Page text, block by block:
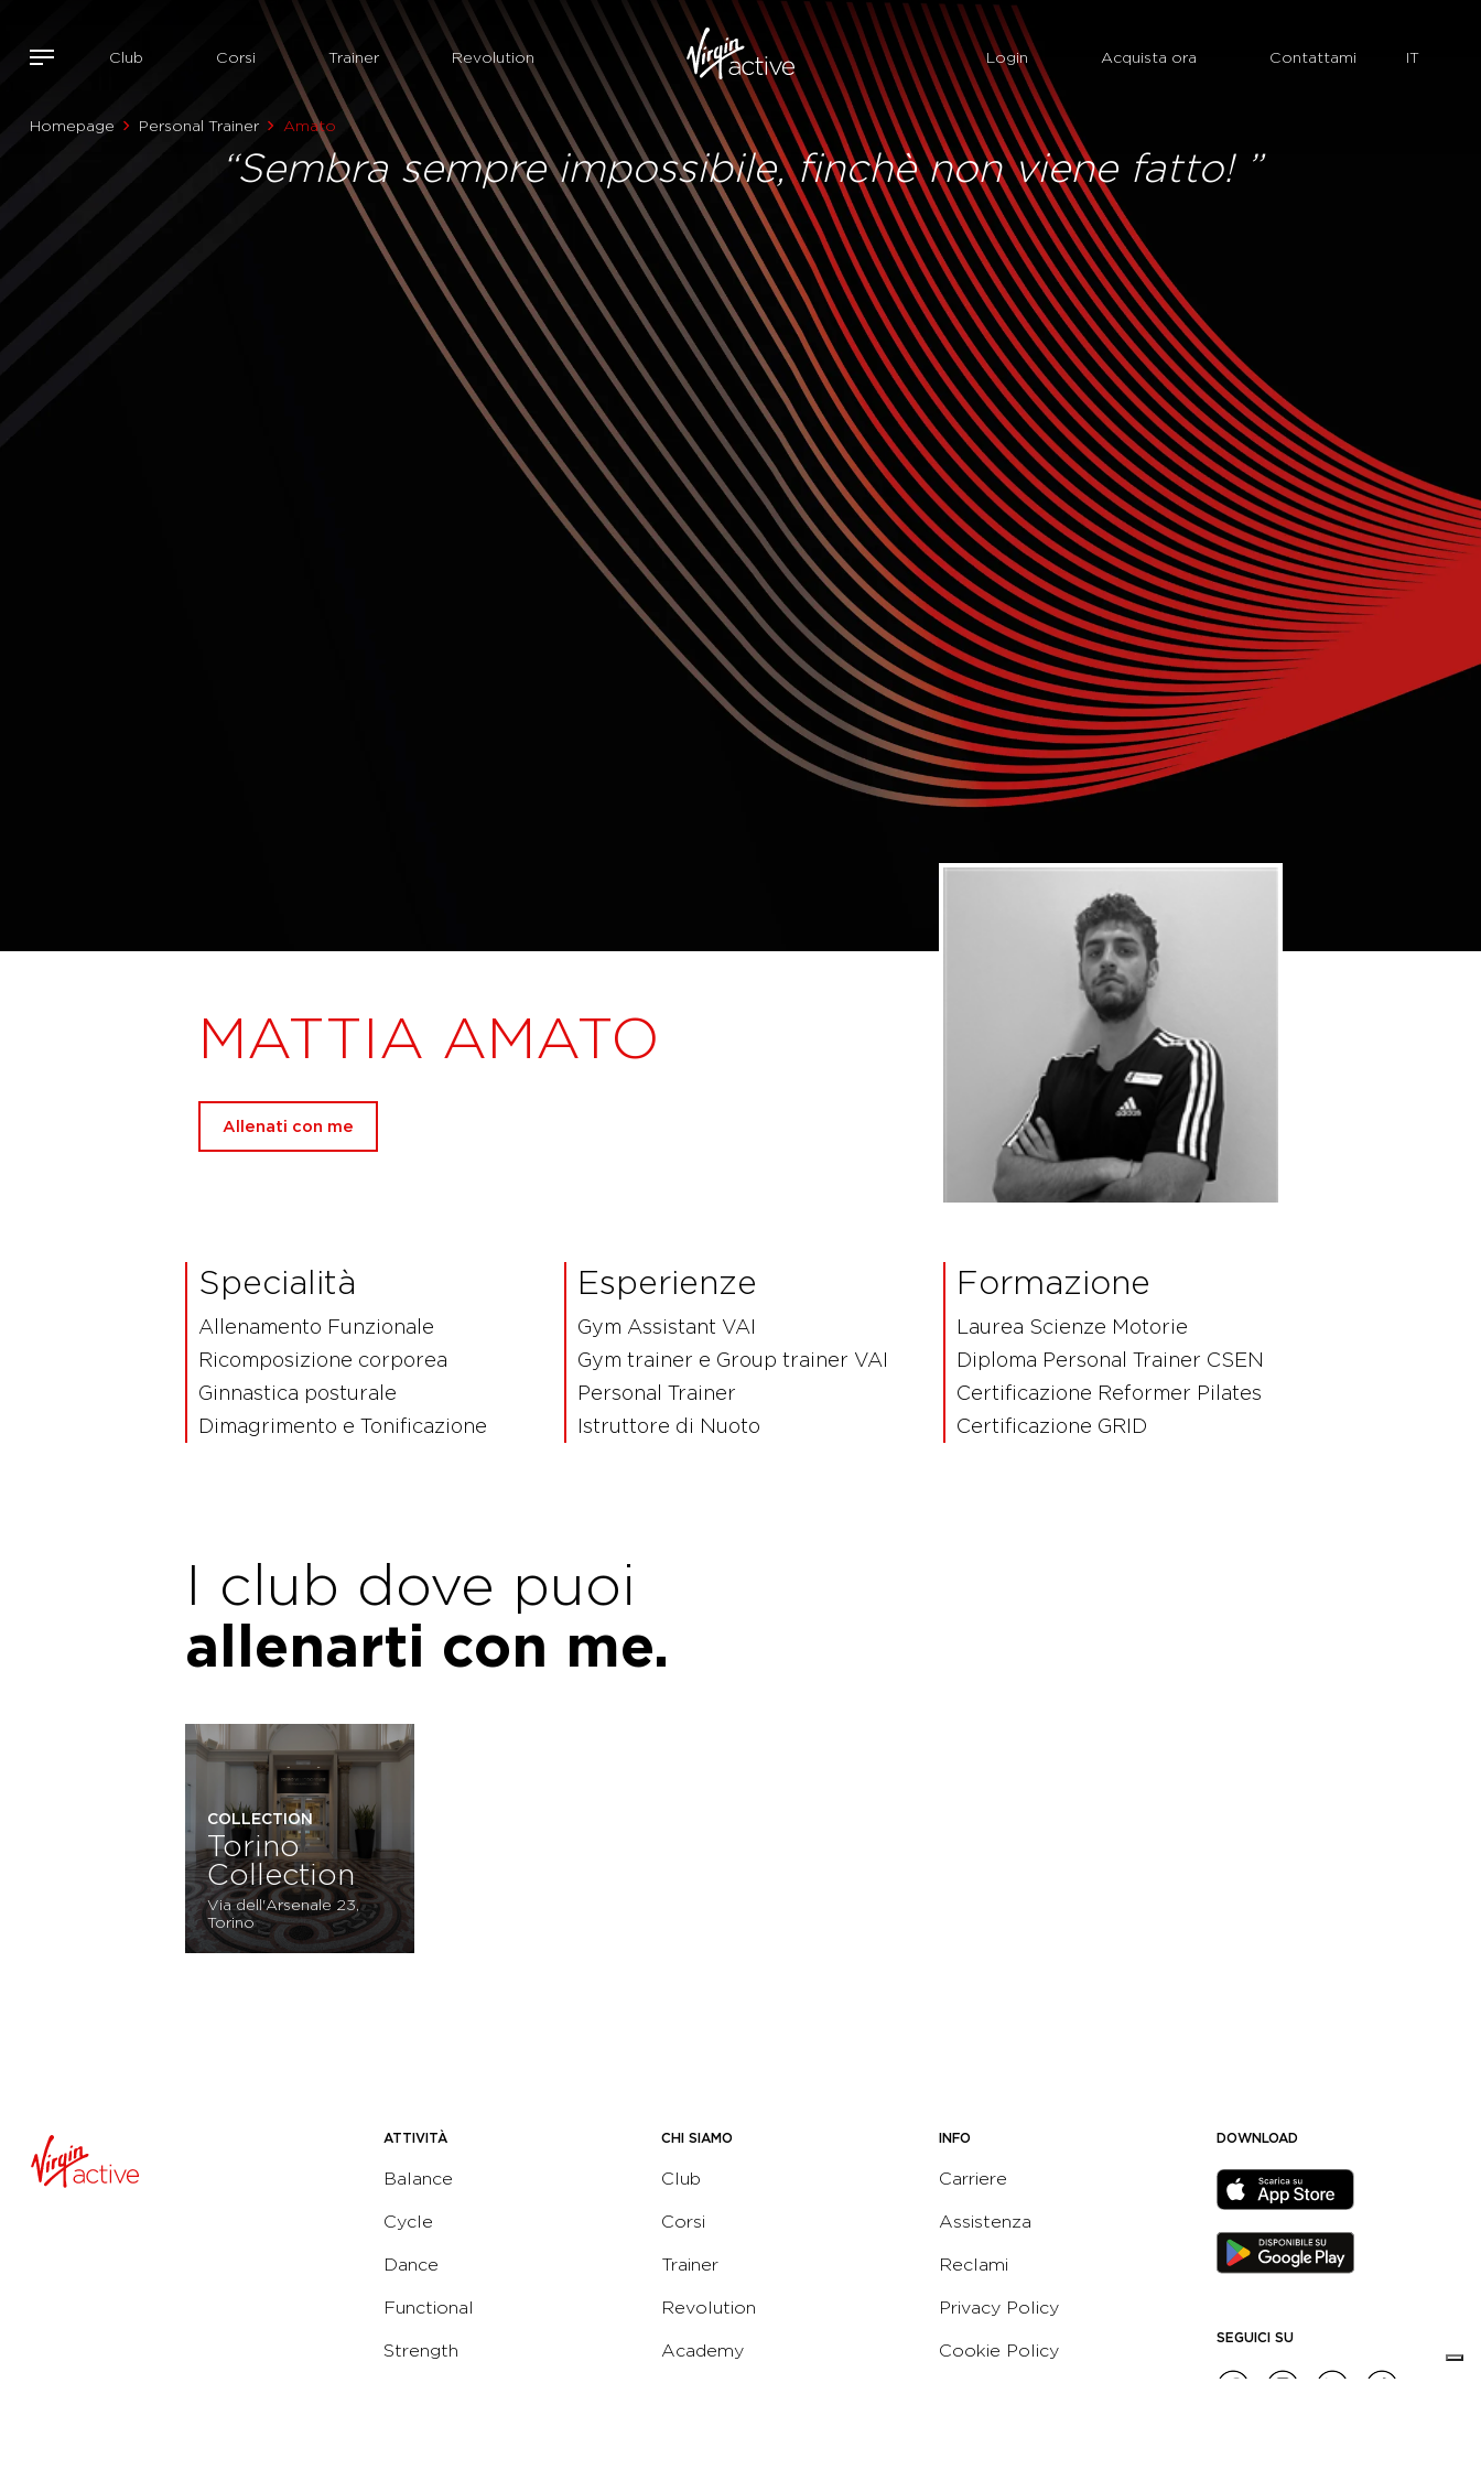
Club Corsi Trainer Revolution Login Acquista ora Contattami
Homepage Personal Trainer Amato
“Sembra sempre impossibile, finchè non viene fatto! ”
MATTIA AMATO
Allenati con me
Specialità
Allenamento Funzionale
Ricomposizione corporea
Ginnastica posturale
Dimagrimento e Tonificazione
Esperienze
Gym Assistant VAI
Gym trainer e Group trainer VAI
Personal Trainer
Istruttore di Nuoto
Formazione
Laurea Scienze Motorie
Diploma Personal Trainer CSEN
Certificazione Reformer Pilates
Certificazione GRID
I club dove puoi
allenarti con me.
COLLECTION
Torino
Collection
Via dell'Arsenale 23,
Torino
ATTIVITÀ
Balance
Cycle
Dance
Functional
Strength
CHI SIAMO
Club
Corsi
Trainer
Revolution
Academy
INFO
Carriere
Assistenza
Reclami
Privacy Policy
Cookie Policy
DOWNLOAD
SEGUICI SU